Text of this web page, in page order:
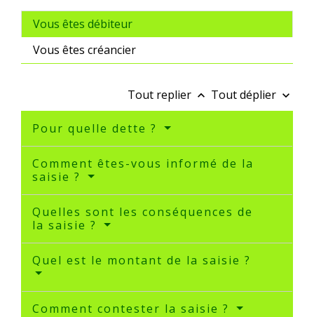
Vous êtes débiteur
Vous êtes créancier
Tout replier keyboard_arrow_up Tout déplier keyboard_arrow_down
Pour quelle dette ?
Comment êtes-vous informé de la
saisie ?
Quelles sont les conséquences de
la saisie ?
Quel est le montant de la saisie ?
Comment contester la saisie ?